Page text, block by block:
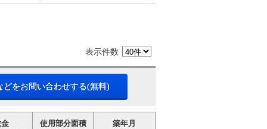
表示件数
どをお問い合わせする(無料)
使用部分面積
築年月